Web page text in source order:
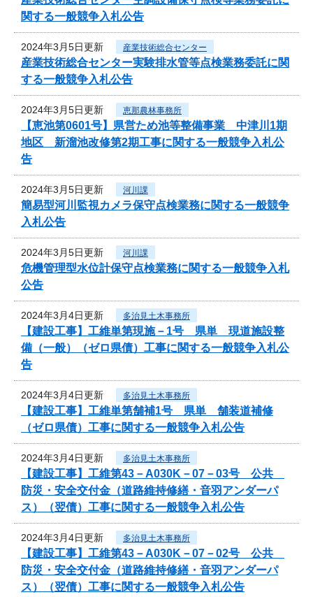
関する一般競争入札公告
2024年3月5日更新 産業技術総合センター
産業技術総合センター実験排水管等点検業務委託に関
する一般競争入札公告
2024年3月5日更新 恵那農林事務所
【恵池第0601号】県営ため池等整備事業 中津川1期
地区 新溜池改修第2期工事に関する一般競争入札公
告
2024年3月5日更新 河川課
簡易型河川監視カメラ保守点検業務に関する一般競争
入札公告
2024年3月5日更新 河川課
危機管理型水位計保守点検業務に関する一般競争入札
公告
2024年3月4日更新 多治見土木事務所
【建設工事】工維単第現施－1号 県単 現道施設整
備（一般）（ゼロ県債）工事に関する一般競争入札公
告
2024年3月4日更新 多治見土木事務所
【建設工事】工維単第舗補1号 県単 舗装道補修
（ゼロ県債）工事に関する一般競争入札公告
2024年3月4日更新 多治見土木事務所
【建設工事】工維第43－A030K－07－03号 公共
防災・安全交付金（道路維持修繕・音羽アンダーパ
ス）（翌債）工事に関する一般競争入札公告
2024年3月4日更新 多治見土木事務所
【建設工事】工維第43－A030K－07－02号 公共
防災・安全交付金（道路維持修繕・音羽アンダーパ
ス）（翌債）工事に関する一般競争入札公告